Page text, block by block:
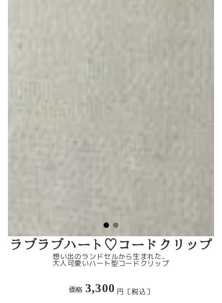
ラブラブハート♡コードクリップ
想い出のランドセルから生まれた、
大人可愛いハート型コードクリップ
価格 3,300 円［税込］